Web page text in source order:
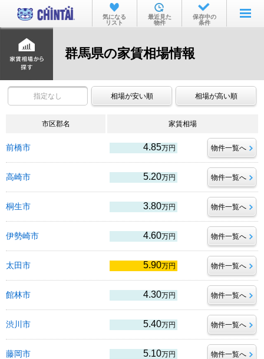
お部屋を探す
住所から
家賃相場から
通勤通学時間から
物件特集から
不動産会社から
TOP
気になる
リスト
最近見た
物件
保存中の
条件
群馬県の家賃相場情報
指定なし 相場が安い順 相場が高い順
市区郡名 家賃相場
前橋市 4.85万円 物件一覧へ
高崎市 5.20万円 物件一覧へ
桐生市 3.80万円 物件一覧へ
伊勢崎市 4.60万円 物件一覧へ
太田市 5.90万円 物件一覧へ
館林市 4.30万円 物件一覧へ
渋川市 5.40万円 物件一覧へ
藤岡市 5.10万円 物件一覧へ